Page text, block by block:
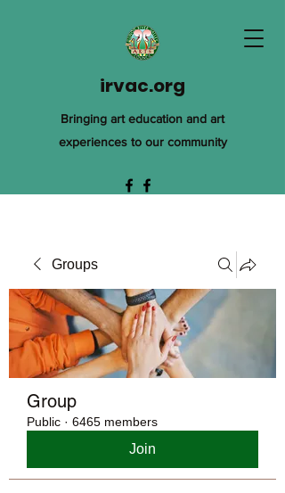
irvac.org
Bringing art education and art
experiences to our community
Groups
Group
Public · 6465 members
Join